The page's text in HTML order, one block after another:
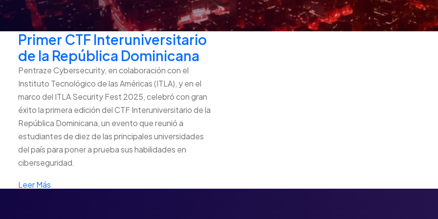
Primer CTF Interuniversitario
de la República Dominicana
Pentraze Cybersecurity, en colaboración con el
Instituto Tecnológico de las Américas (ITLA), y en el
marco del ITLA Security Fest 2025, celebró con gran
éxito la primera edición del CTF Interuniversitario de la
República Dominicana, un evento que reunió a
estudiantes de diez de las principales universidades
del país para poner a prueba sus habilidades en
ciberseguridad.
Leer Más